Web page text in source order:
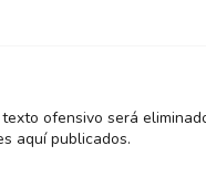
ofensivo será
aquí publicados.